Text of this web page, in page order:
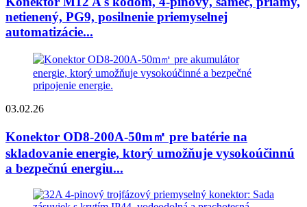
netienený, PG9, posilnenie priemyselnej
automatizácie...
03.02.26
Konektor OD8-200A-50m㎡ pre batérie na
skladovanie energie, ktorý umožňuje vysokoúčinnú
a bezpečnú energiu...